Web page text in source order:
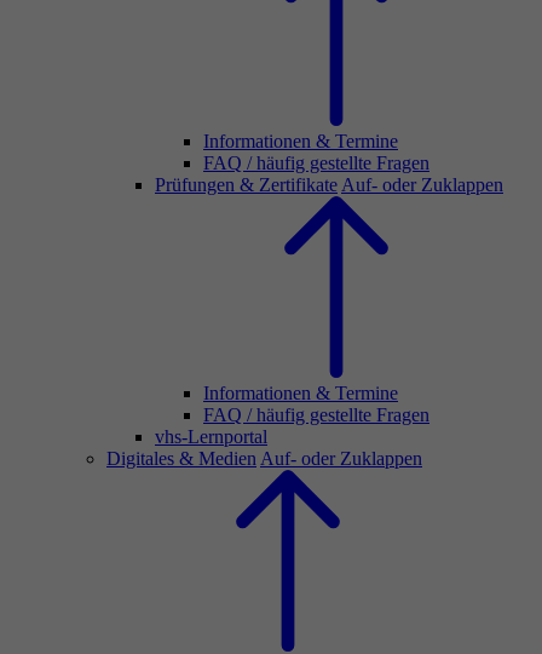
Informationen & Termine
FAQ / häufig gestellte Fragen
Prüfungen & Zertifikate Auf- oder Zuklappen
Informationen & Termine
FAQ / häufig gestellte Fragen
vhs-Lernportal
Digitales & Medien Auf- oder Zuklappen